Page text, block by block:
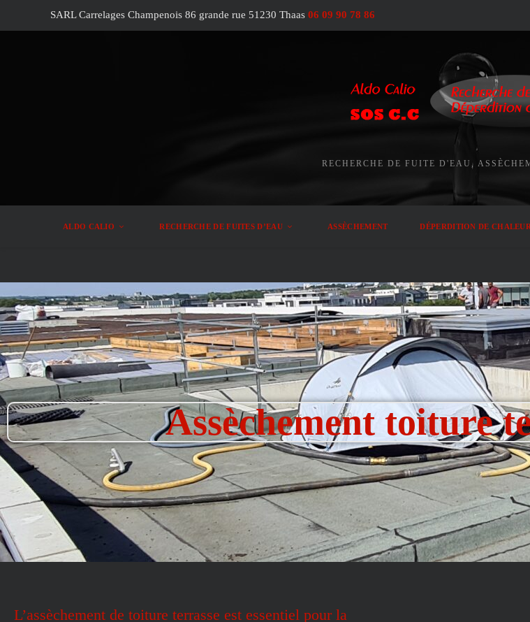
SARL Carrelages Champenois 86 grande rue 51230 Thaas 06 09 90 78 86
RECHERCHE DE FUITE D'EAU,
ALDO CALIO RECHERCHE DE FUITES D’EAU ASSÈCHEMENT DÉPERDITION DE CHALEUR
Assèchement toiture
L’assèchement de toiture terrasse est essentiel pour la